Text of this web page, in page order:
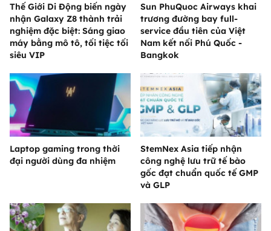
Thế Giới Di Động biến ngày
nhận Galaxy Z8 thành trải
nghiệm đặc biệt: Sáng giao
máy bằng mô tô, tối tiệc tối
siêu VIP
Sun PhuQuoc Airways khai
trương đường bay full-
service đầu tiên của Việt
Nam kết nối Phú Quốc -
Bangkok
Laptop gaming trong thời
đại người dùng đa nhiệm
StemNex Asia tiếp nhận
công nghệ lưu trữ tế bào
gốc đạt chuẩn quốc tế GMP
và GLP